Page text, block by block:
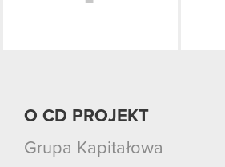
O CD PROJEKT
Grupa Kapitałowa